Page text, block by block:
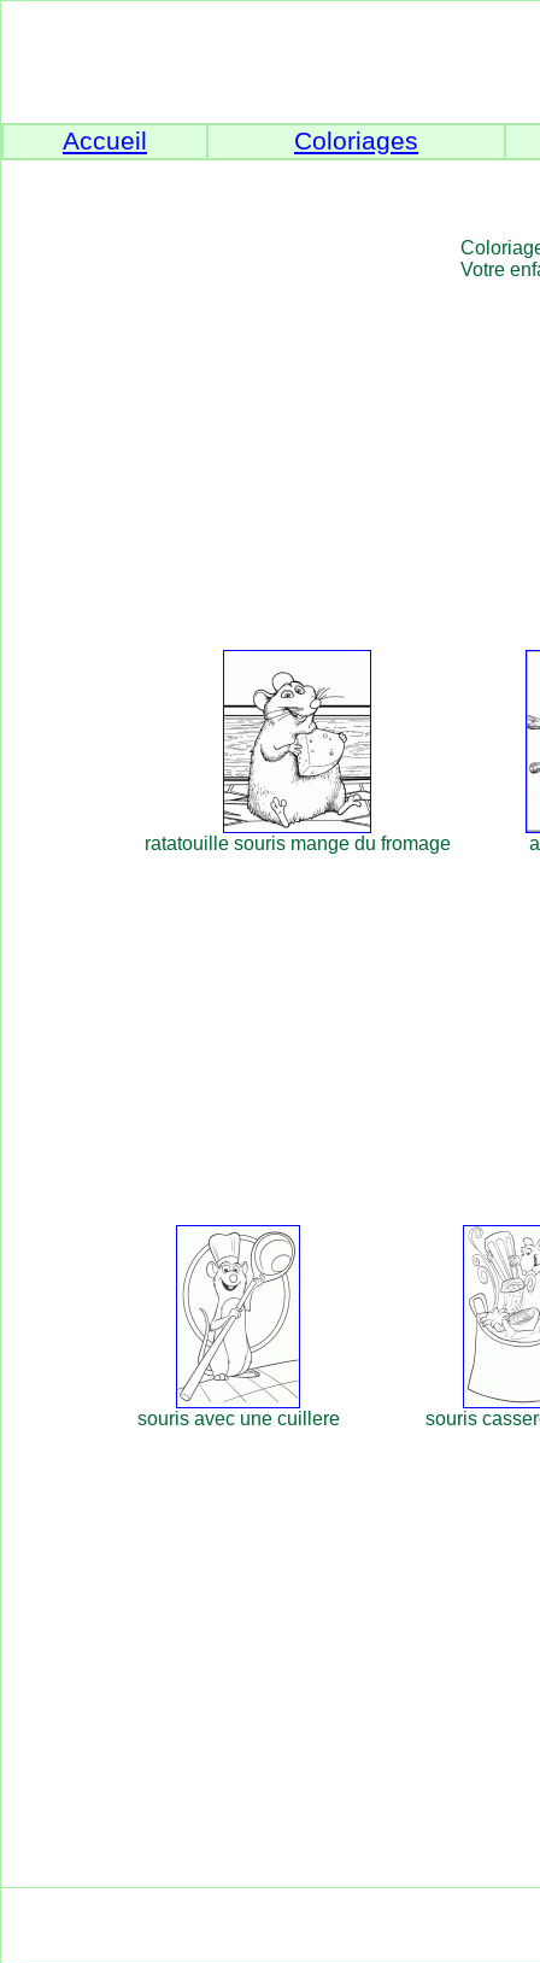
Accueil Coloriages
Votre
ratatouille souris mange du fromage
souris avec une cuillere souris